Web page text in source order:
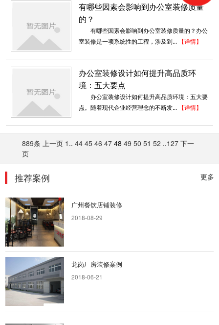
有哪些因素会影响到办公室装修质量
的？
有哪些因素会影响到办公室装修质量的？办公
室装修是一项系统性的工程，涉及到... 【详情】
办公室装修设计如何提升高品质环
境：五大要点
办公室装修设计如何提升高品质环境：五大要
点。随着现代企业经营理念的不断发... 【详情】
889条 上一页 1 .. 44 45 46 47 48 49 50 51 52 ..127 下一
页
更多
推荐案例
时尚办公室装修_大黎有机
现代简约、时尚大气；现代节能技术与绿色赋予
2018-07-23
办公室室内装修设计_龙华朗科厂房
素色的水泥让空间中满灰色，空间略显单调，亮
色的家具和饰品是最好的搭配。...
室内装潢设计_大鹏汽车
精心的设计，这样才会让室内空间宽...
广州餐饮店铺装修
2018-08-29
龙岗厂房装修案例
2018-06-21